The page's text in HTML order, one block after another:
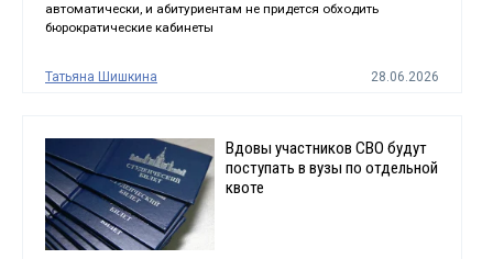
автоматически, и абитуриентам не придется обходить
бюрократические кабинеты
Татьяна Шишкина 28.06.2026
Вдовы участников СВО будут
поступать в вузы по отдельной
квоте